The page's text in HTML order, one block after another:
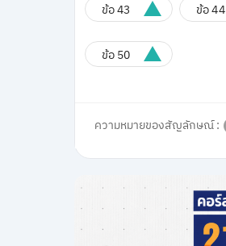
ข้อ 43 ข้อ 44
ข้อ 50
ความหมายของสัญลักษณ์ :